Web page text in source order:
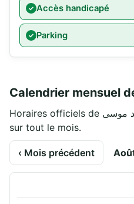
Accès handicapé
Parking
Calendrier mensuel
Horaires officiels de مسجد الحباب بن المنذر ـ أولاد موسى
sur tout le mois.
‹ Mois précédent